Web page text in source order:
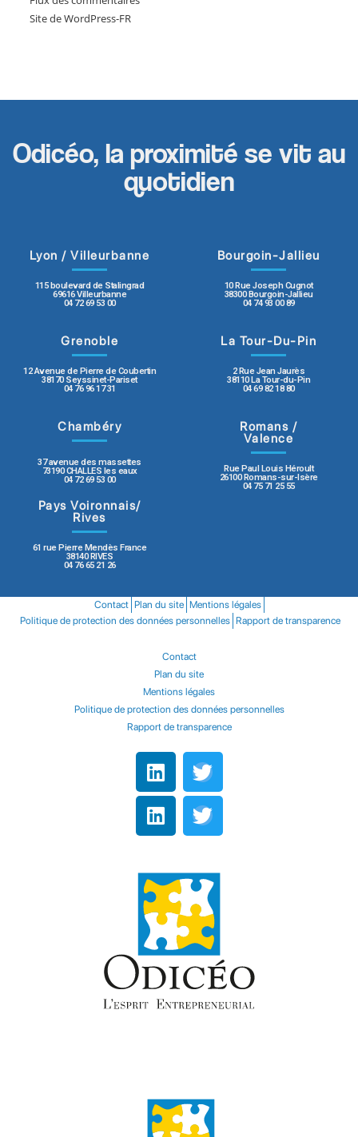
Site de WordPress-FR
Odicéo, la proximité se vit au
quotidien
Lyon / Villeurbanne
115 boulevard de Stalingrad
69616 Villeurbanne
04 72 69 53 00
Bourgoin-Jallieu
10 Rue Joseph Cugnot
38300 Bourgoin-Jallieu
04 74 93 00 89
Grenoble
12 Avenue de Pierre de Coubertin
38170 Seyssinet-Pariset
04 76 96 17 31
La Tour-Du-Pin
2 Rue Jean Jaurès
38110 La Tour-du-Pin
04 69 82 18 80
Chambéry
37 avenue des massettes
73190 CHALLES les eaux
04 72 69 53 00
Romans /
Valence
Rue Paul Louis Héroult
26100 Romans-sur-Isère
04 75 71 25 55
Pays Voironnais/
Rives
61 rue Pierre Mendès France
38140 RIVES
04 76 65 21 26
Contact Plan du site Mentions légales
Politique de protection des données personnelles Rapport de transparence
Contact
Plan du site
Mentions légales
Politique de protection des données personnelles
Rapport de transparence